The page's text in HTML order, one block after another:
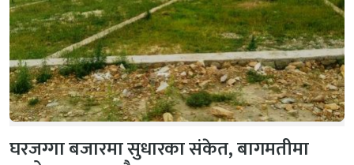
घरजग्गा बजारमा सुधारका संकेत, बागमतीमा